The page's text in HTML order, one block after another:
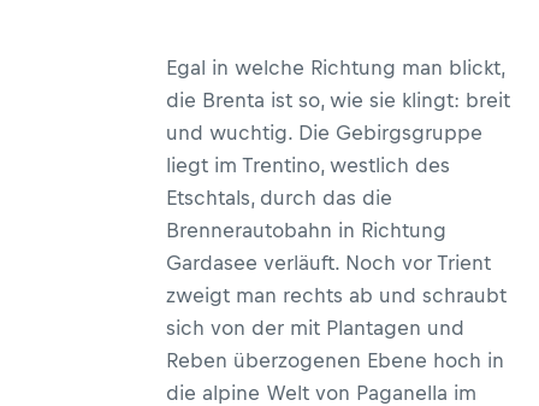
Egal in welche Richtung man blickt,
die Brenta ist so, wie sie klingt: breit
und wuchtig. Die Gebirgsgruppe
liegt im Trentino, westlich des
Etschtals, durch das die
Brennerautobahn in Richtung
Gardasee verläuft. Noch vor Trient
zweigt man rechts ab und schraubt
sich von der mit Plantagen und
Reben überzogenen Ebene hoch in
die alpine Welt von Paganella im